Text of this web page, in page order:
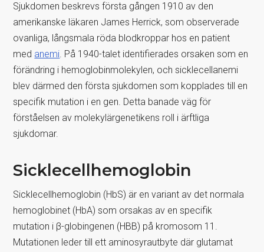
Sjukdomen beskrevs första gången 1910 av den
amerikanske läkaren James Herrick, som observerade
ovanliga, långsmala röda blodkroppar hos en patient
med anemi. På 1940-talet identifierades orsaken som en
förändring i hemoglobinmolekylen, och sicklecellanemi
blev därmed den första sjukdomen som kopplades till en
specifik mutation i en gen. Detta banade väg för
förståelsen av molekylärgenetikens roll i ärftliga
sjukdomar.
Sicklecellhemoglobin
Sicklecellhemoglobin (HbS) är en variant av det normala
hemoglobinet (HbA) som orsakas av en specifik
mutation i β-globingenen (HBB) på kromosom 11.
Mutationen leder till ett aminosyrautbyte där glutamat